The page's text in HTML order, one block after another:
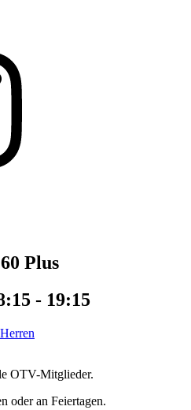
Plus
- 19:15
OTV-Mitglieder.
oder an Feiertagen.